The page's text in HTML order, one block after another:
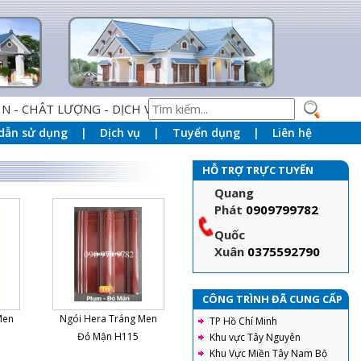
LƯỢNG - DỊCH VỤ HOÀN HẢO" LÀM NỀN TẢNG PHỤC VỤ
sử dụng Dịch vụ Tuyển dụng Liên hệ
Ngói Hera Tráng Men
Đỏ Mận H115
HỖ TRỢ TRỰC TUYẾN
Quang
Phát 0909799782
Quốc
Xuân 0375592790
CÔNG TRÌNH ĐÃ CUNG CẤP
TP Hồ Chí Minh
Khu vực Tây Nguyên
Khu Vực Miền Tây Nam Bộ